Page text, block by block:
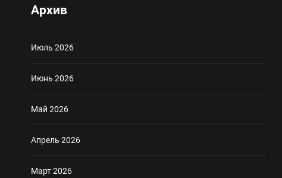
Архив
Июль 2026
Июнь 2026
Май 2026
Апрель 2026
Март 2026